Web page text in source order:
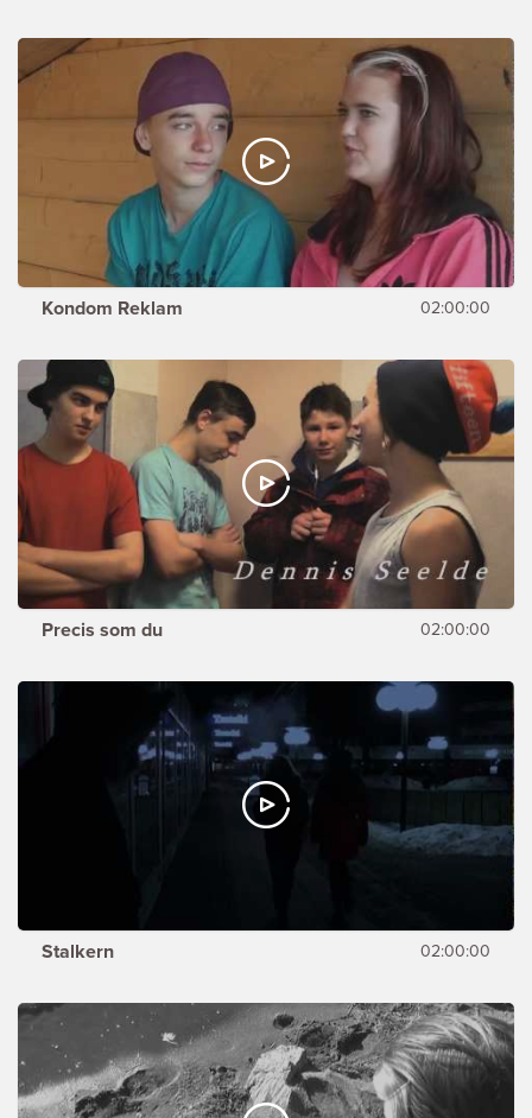
Kondom Reklam 02:00:00
Precis som du 02:00:00
Stalkern 02:00:00